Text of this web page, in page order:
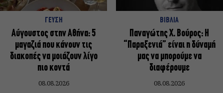
ΓΕΥΣΗ
Αύγουστος στην Αθήνα: 5
μαγαζιά που κάνουν τις
διακοπές να μοιάζουν λίγο
πιο κοντά
08.08.2026
ΒΙΒΛΙΑ
Παναγώτης Χ. Βούρος: Η
“Παραξενιά” είναι η δύναμή
μας να μπορούμε να
διαφέρουμε
08.08.2026